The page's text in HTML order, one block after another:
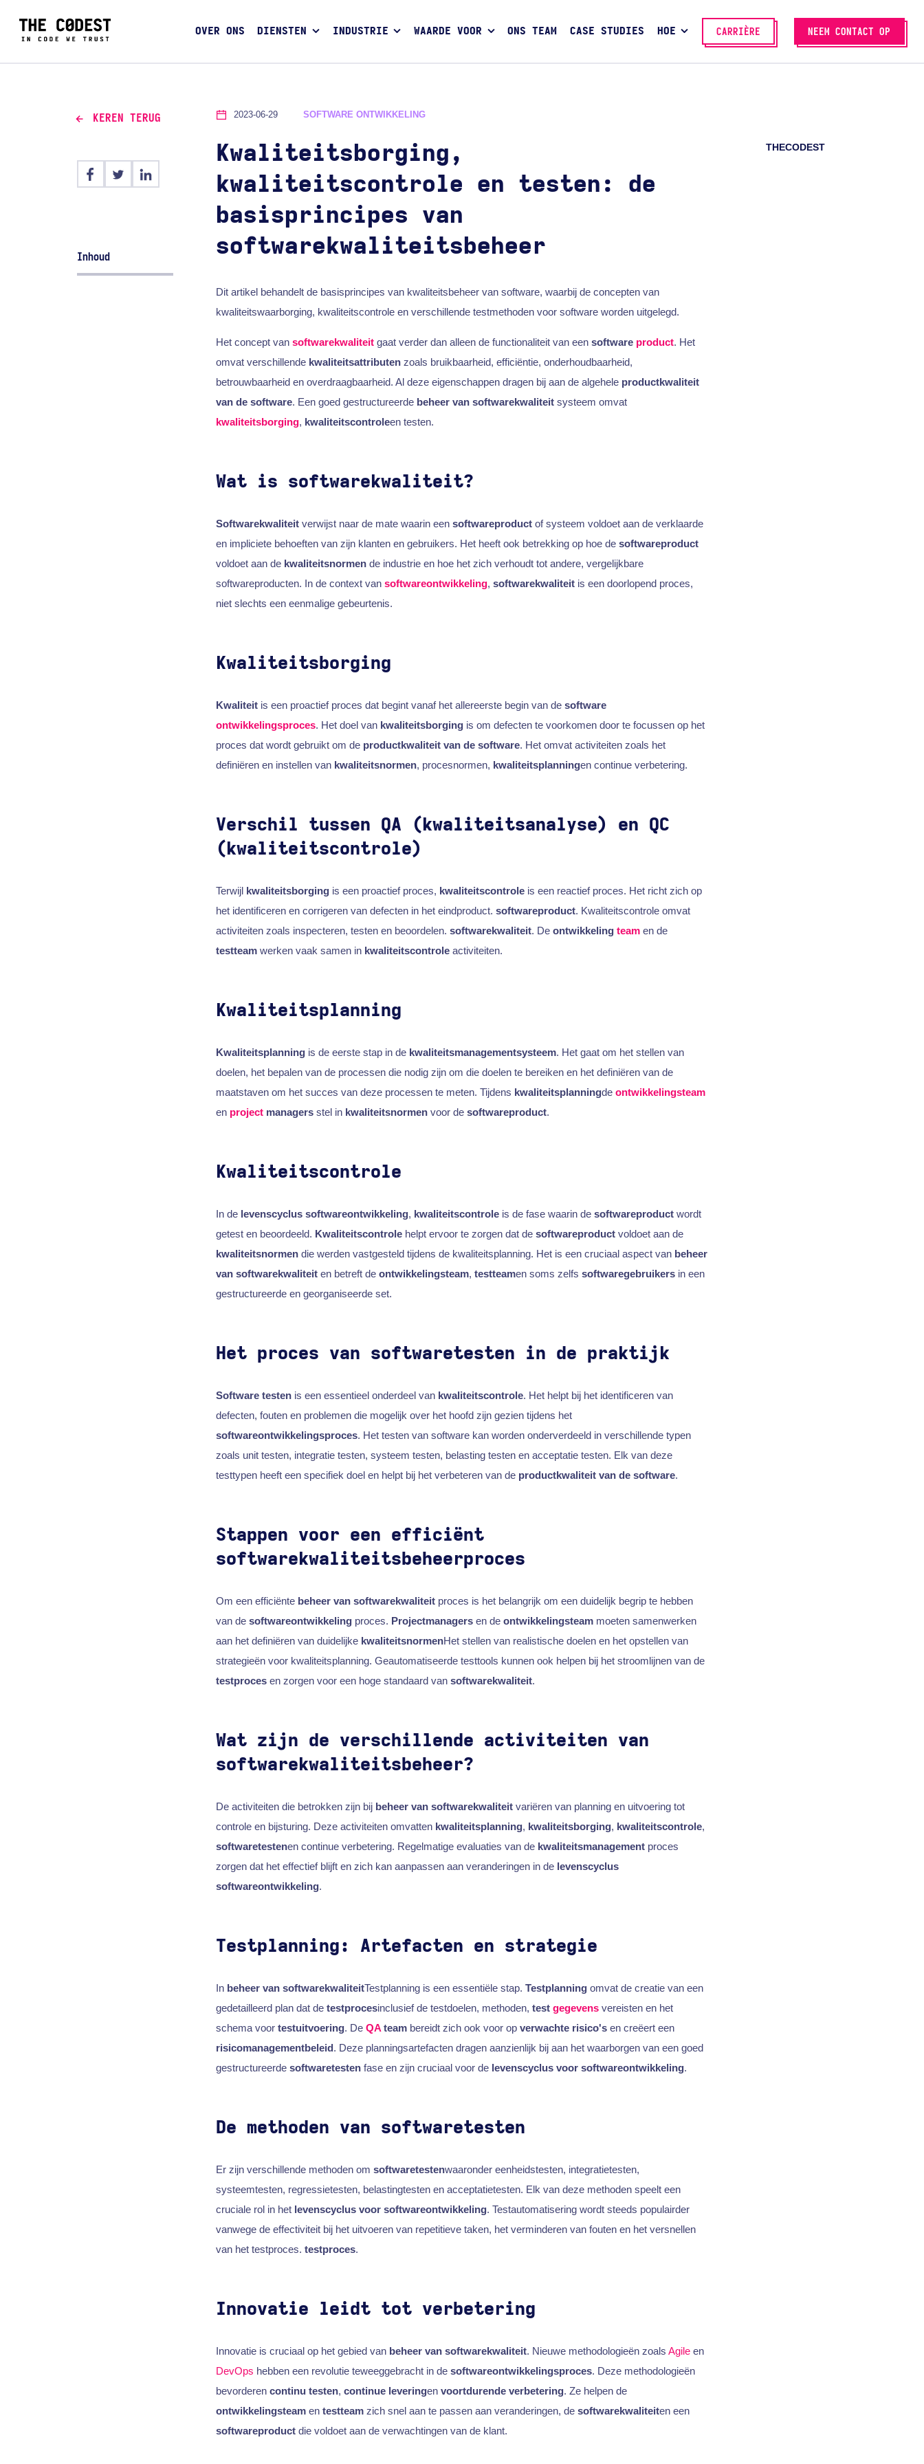
OVER ONS DIENSTEN INDUSTRIE WAARDE VOOR ONS TEAM CASE STUDIES HOE CARRIÈRE NEEM CONTACT OP
KEREN TERUG
Inhoud
2023-06-29 SOFTWARE ONTWIKKELING
Kwaliteitsborging,
kwaliteitscontrole en testen: de
basisprincipes van
softwarekwaliteitsbeheer
THECODEST
Dit artikel behandelt de basisprincipes van kwaliteitsbeheer van software, waarbij de concepten van
kwaliteitswaarborging, kwaliteitscontrole en verschillende testmethoden voor software worden uitgelegd.
Het concept van softwarekwaliteitgaat verder dan alleen de functionaliteit van een software product. Het
omvat verschillende kwaliteitsattributenzoals bruikbaarheid, efficiëntie, onderhoudbaarheid,
betrouwbaarheid en overdraagbaarheid. Al deze eigenschappen dragen bij aan de algehele productkwaliteit
van de software. Een goed gestructureerde beheer van softwarekwaliteitsysteem omvat
kwaliteitsborging, kwaliteitscontroleen testen.
Wat is softwarekwaliteit?
Softwarekwaliteitverwijst naar de mate waarin een softwareproductof systeem voldoet aan de verklaarde
en impliciete behoeften van zijn klanten en gebruikers. Het heeft ook betrekking op hoe de softwareproduct
voldoet aan de kwaliteitsnormende industrie en hoe het zich verhoudt tot andere, vergelijkbare
softwareproducten. In de context van softwareontwikkeling, softwarekwaliteitis een doorlopend proces,
niet slechts een eenmalige gebeurtenis.
Kwaliteitsborging
Kwaliteitis een proactief proces dat begint vanaf het allereerste begin van de software
ontwikkelingsproces. Het doel van kwaliteitsborgingis om defecten te voorkomen door te focussen op het
proces dat wordt gebruikt om de productkwaliteit van de software. Het omvat activiteiten zoals het
definiëren en instellen van kwaliteitsnormen, procesnormen, kwaliteitsplanningen continue verbetering.
Verschil tussen QA (kwaliteitsanalyse) en QC
(kwaliteitscontrole)
Terwijl kwaliteitsborgingis een proactief proces, kwaliteitscontroleis een reactief proces. Het richt zich op
het identificeren en corrigeren van defecten in het eindproduct. softwareproduct. Kwaliteitscontrole omvat
activiteiten zoals inspecteren, testen en beoordelen. softwarekwaliteit. De ontwikkeling teamen de
testteamwerken vaak samen in kwaliteitscontroleactiviteiten.
Kwaliteitsplanning
Kwaliteitsplanningis de eerste stap in de kwaliteitsmanagementsysteem. Het gaat om het stellen van
doelen, het bepalen van de processen die nodig zijn om die doelen te bereiken en het definiëren van de
maatstaven om het succes van deze processen te meten. Tijdens kwaliteitsplanningde ontwikkelingsteam
en projectmanagersstel in kwaliteitsnormenvoor de softwareproduct.
Kwaliteitscontrole
In de levenscyclus softwareontwikkeling, kwaliteitscontroleis de fase waarin de softwareproductwordt
getest en beoordeeld. Kwaliteitscontrolehelpt ervoor te zorgen dat de softwareproductvoldoet aan de
kwaliteitsnormendie werden vastgesteld tijdens de kwaliteitsplanning. Het is een cruciaal aspect van beheer
van softwarekwaliteiten betreft de ontwikkelingsteam, testteamen soms zelfs softwaregebruikersin een
gestructureerde en georganiseerde set.
Het proces van softwaretesten in de praktijk
Software testenis een essentieel onderdeel van kwaliteitscontrole. Het helpt bij het identificeren van
defecten, fouten en problemen die mogelijk over het hoofd zijn gezien tijdens het
softwareontwikkelingsproces. Het testen van software kan worden onderverdeeld in verschillende typen
zoals unit testen, integratie testen, systeem testen, belasting testen en acceptatie testen. Elk van deze
testtypen heeft een specifiek doel en helpt bij het verbeteren van de productkwaliteit van de software.
Stappen voor een efficiënt
softwarekwaliteitsbeheerproces
Om een efficiënte beheer van softwarekwaliteitproces is het belangrijk om een duidelijk begrip te hebben
van de softwareontwikkeling proces. Projectmanagersen de ontwikkelingsteammoeten samenwerken
aan het definiëren van duidelijke kwaliteitsnormenHet stellen van realistische doelen en het opstellen van
strategieën voor kwaliteitsplanning. Geautomatiseerde testtools kunnen ook helpen bij het stroomlijnen van de
testprocesen zorgen voor een hoge standaard van softwarekwaliteit.
Wat zijn de verschillende activiteiten van
softwarekwaliteitsbeheer?
De activiteiten die betrokken zijn bij beheer van softwarekwaliteitvariëren van planning en uitvoering tot
controle en bijsturing. Deze activiteiten omvatten kwaliteitsplanning, kwaliteitsborging, kwaliteitscontrole,
softwaretestenen continue verbetering. Regelmatige evaluaties van de kwaliteitsmanagementproces
zorgen dat het effectief blijft en zich kan aanpassen aan veranderingen in de levenscyclus
softwareontwikkeling.
Testplanning: Artefacten en strategie
In beheer van softwarekwaliteitTestplanning is een essentiële stap. Testplanningomvat de creatie van een
gedetailleerd plan dat de testprocesinclusief de testdoelen, methoden, test gegevensvereisten en het
schema voor testuitvoering. De QAteambereidt zich ook voor op verwachte risico'sen creëert een
risicomanagementbeleid. Deze planningsartefacten dragen aanzienlijk bij aan het waarborgen van een goed
gestructureerde softwaretestenfase en zijn cruciaal voor de levenscyclus voor softwareontwikkeling.
De methoden van softwaretesten
Er zijn verschillende methoden om softwaretestenwaaronder eenheidstesten, integratietesten,
systeemtesten, regressietesten, belastingtesten en acceptatietesten. Elk van deze methoden speelt een
cruciale rol in het levenscyclus voor softwareontwikkeling. Testautomatisering wordt steeds populairder
vanwege de effectiviteit bij het uitvoeren van repetitieve taken, het verminderen van fouten en het versnellen
van het testproces. testproces.
Innovatie leidt tot verbetering
Innovatie is cruciaal op het gebied van beheer van softwarekwaliteit. Nieuwe methodologieën zoals Agileen
DevOps hebben een revolutie teweeggebracht in de softwareontwikkelingsproces. Deze methodologieën
bevorderen continu testen, continue leveringen voortdurende verbetering. Ze helpen de
ontwikkelingsteamen testteamzich snel aan te passen aan veranderingen, de softwarekwaliteiten een
softwareproductdie voldoet aan de verwachtingen van de klant.